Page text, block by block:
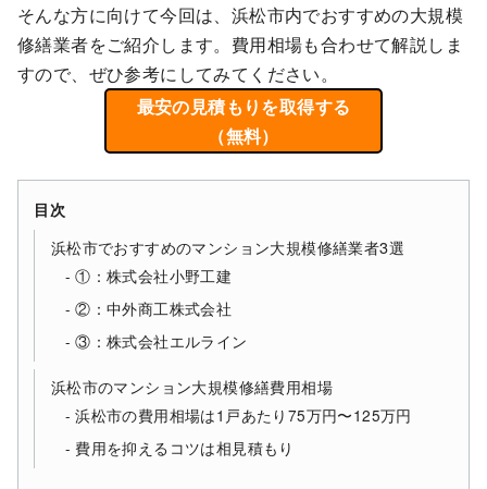
そんな方に向けて今回は、浜松市内でおすすめの大規模
修繕業者をご紹介します。費用相場も合わせて解説しま
すので、ぜひ参考にしてみてください。
最安の見積もりを取得する
（無料）
目次
浜松市でおすすめのマンション大規模修繕業者3選
①：株式会社小野工建
②：中外商工株式会社
③：株式会社エルライン
浜松市のマンション大規模修繕費用相場
浜松市の費用相場は1戸あたり75万円〜125万円
費用を抑えるコツは相見積もり